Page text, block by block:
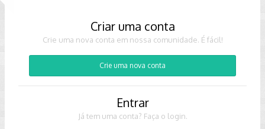
Criar uma conta
Crie uma nova conta em nossa comunidade. É fácil!
Crie uma nova conta
Entrar
Já tem uma conta? Faça o login.